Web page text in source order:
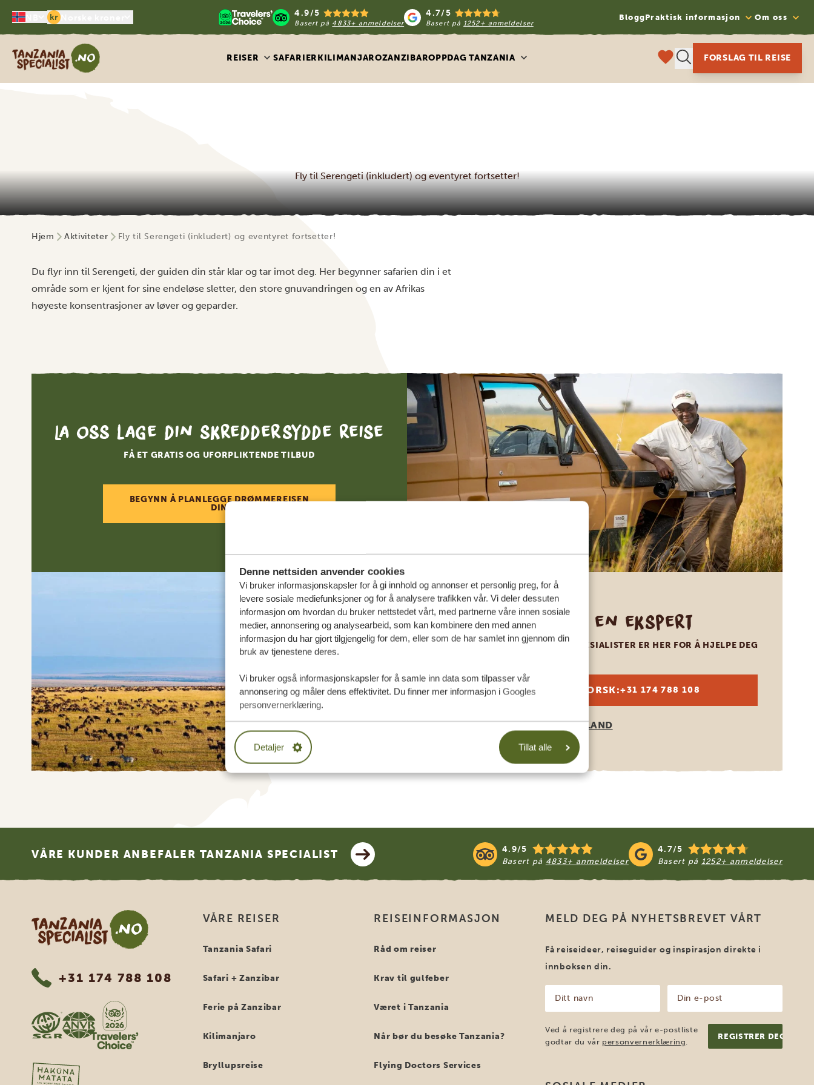
Denne nettsiden anvender cookies
Vi bruker informasjonskapsler for å gi innhold og annonser et personlig preg, for å
levere sosiale mediefunksjoner og for å analysere trafikken vår. Vi deler dessuten
informasjon om hvordan du bruker nettstedet vårt, med partnerne våre innen sosiale
medier, annonsering og analysearbeid, som kan kombinere den med annen
informasjon du har gjort tilgjengelig for dem, eller som de har samlet inn gjennom din
bruk av tjenestene deres.
Vi bruker også informasjonskapsler for å samle inn data som tilpasser vår
annonsering og måler dens effektivitet. Du finner mer informasjon i Googles
personvernerklæring.
Detaljer Tillat alle
kr 4.9/5
Basert på 4833+ anmeldelser
4.7/5
Basert på1252+ anmeldelser
BloggPraktisk informasjon Om oss
Tanzania Specialist
REISER SAFARIERKILIMANJAROZANZIBAROPPDAG TANZANIA FORSLAG TIL REISE
Fly til Serengeti (inkludert) og eventyret fortsetter!
Hjem Aktiviteter Fly til Serengeti (inkludert) og eventyret fortsetter!
Du flyr inn til Serengeti, der guiden din står klar og tar imot deg. Her begynner safarien din i et
område som er kjent for sine endeløse sletter, den store gnuvandringen og en av Afrikas
høyeste konsentrasjoner av løver og geparder.
La oss lage din skreddersydde reise
FÅ ET GRATIS OG UFORPLIKTENDE TILBUD
BEGYNN Å PLANLEGGE DRØMMEREISEN
DIN
Ring en ekspert
VÅRE SPESIALISTER ER HER FOR Å HJELPE DEG
NORSK:+31 174 788 108
ANDRE LAND
VÅRE KUNDER ANBEFALER TANZANIA SPECIALIST 4.9/5
Basert på 4833+ anmeldelser
4.7/5
Basert på 1252+ anmeldelser
Tanzania Specialist
+31 174 788 108
VÅRE REISER
Tanzania Safari
Safari + Zanzibar
Ferie på Zanzibar
Kilimanjaro
Bryllupsreise
REISEINFORMASJON
Råd om reiser
Krav til gulfeber
Været i Tanzania
Når bør du besøke Tanzania?
Flying Doctors Services
MELD DEG PÅ NYHETSBREVET VÅRT
Få reiseideer, reiseguider og inspirasjon direkte i
innboksen din.
navn
(Påkrevd)
post
(Påkrevd)
Ved å registrere deg på vår e-postliste
godtar du vår personvernerklæring.